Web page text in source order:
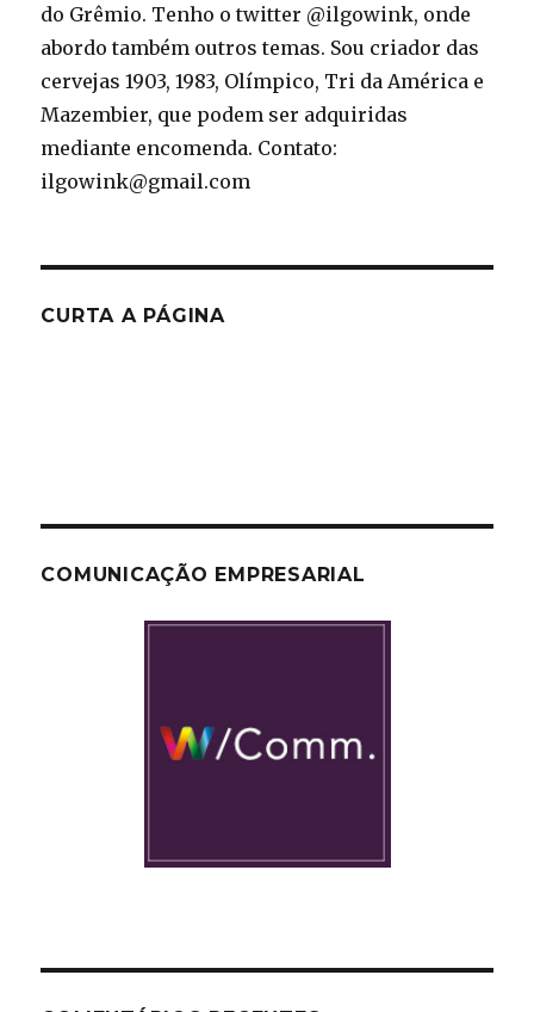
do Grêmio. Tenho o twitter @ilgowink, onde
abordo também outros temas. Sou criador das
cervejas 1903, 1983, Olímpico, Tri da América e
Mazembier, que podem ser adquiridas
mediante encomenda. Contato:
ilgowink@gmail.com
CURTA A PÁGINA
COMUNICAÇÃO EMPRESARIAL